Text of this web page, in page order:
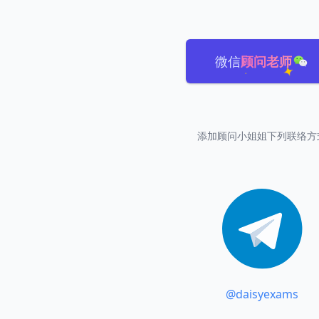
微信顾问老师
添加顾问小姐姐下列联络
@daisyexams